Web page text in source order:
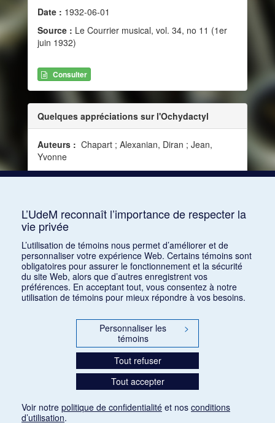
Date : 1932-06-01
Source : Le Courrier musical, vol. 34, no 11 (1er
juin 1932)
Consulter
Quelques appréciations sur l'Ochydactyl
Auteurs : Chapart ; Alexanian, Diran ; Jean,
Yvonne
Date :1933-01-15
L’UdeM reconnaît l’importance de respecter la
vie privée
L’utilisation de témoins nous permet d’améliorer et de
personnaliser votre expérience Web. Certains témoins sont
obligatoires pour assurer le fonctionnement et la sécurité
du site Web, alors que d’autres enregistrent vos
préférences. En acceptant tout, vous consentez à notre
utilisation de témoins pour mieux répondre à vos besoins.
Personnaliser les
témoins
>
Tout refuser
Tout accepter
Voir notre politique de confidentialité et nos conditions
d’utilisation.